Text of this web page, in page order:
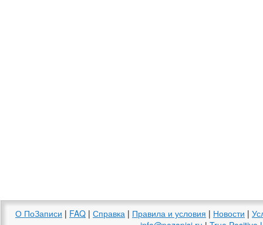
О ПоЗаписи | FAQ | Справка | Правила и условия | Новости |